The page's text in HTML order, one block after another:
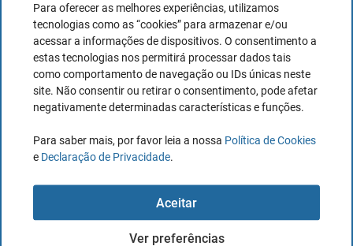
Para oferecer as melhores experiências, utilizamos
tecnologias como as “cookies” para armazenar e/ou
acessar a informações de dispositivos. O consentimento a
estas tecnologias nos permitirá processar dados tais
como comportamento de navegação ou IDs únicas neste
site. Não consentir ou retirar o consentimento, pode afetar
negativamente determinadas características e funções.
Para saber mais, por favor leia a nossa Política de Cookies
e Declaração de Privacidade.
Aceitar
Ver preferências
ETFs de Bitcoin: o que é e onde comprar?
SEC aprovou ETFs spot de Bitcoin, abrindo portas a
investimento regulado e institucional, mas com impacto
na liquidez...